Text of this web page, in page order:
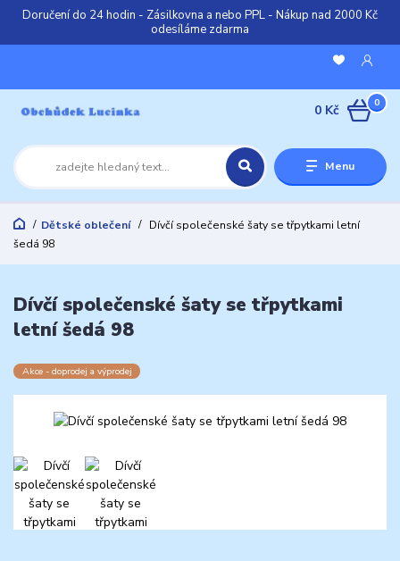
Doručení do 24 hodin - Zásilkovna a nebo PPL - Nákup nad 2000 Kč
odesíláme zdarma
Menu
0
0 Kč
Dětské oblečení
Dívčí společenské šaty se třpytkami letní
šedá 98
Dívčí společenské šaty se třpytkami
letní šedá 98
Akce - doprodej a výprodej